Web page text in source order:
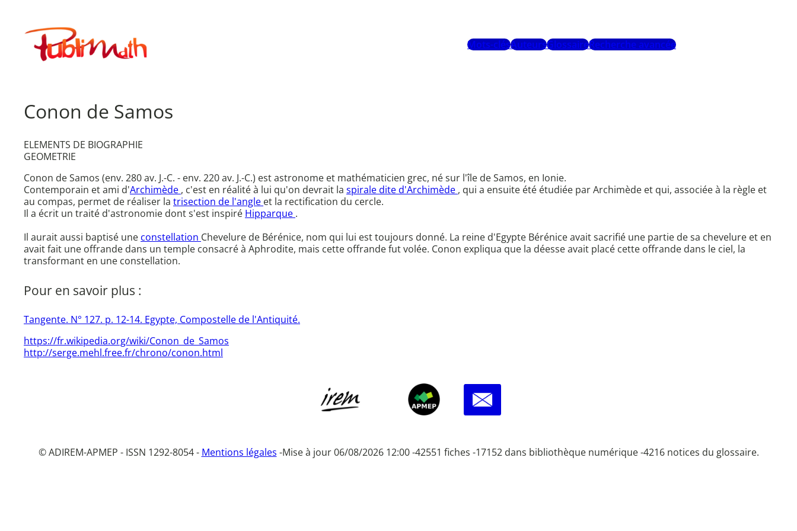
contenuPublimath
Mots-clésAuteursGlossaireRecherche avancée
Conon de Samos
ELEMENTS DE BIOGRAPHIE
GEOMETRIE
Conon de Samos (env. 280 av. J.-C. - env. 220 av. J.-C.) est astronome et mathématicien grec, né sur l'île de Samos, en Ionie.
Contemporain et ami d'Archimède , c'est en réalité à lui qu'on devrait la spirale dite d'Archimède , qui a ensuite été étudiée par Archimède et qui, associée à la règle et
au compas, permet de réaliser la trisection de l'angle et la rectification du cercle.
Il a écrit un traité d'astronomie dont s'est inspiré Hipparque .
Il aurait aussi baptisé une constellation Chevelure de Bérénice, nom qui lui est toujours donné. La reine d'Egypte Bérénice avait sacrifié une partie de sa chevelure et en
avait fait une offrande dans un temple consacré à Aphrodite, mais cette offrande fut volée. Conon expliqua que la déesse avait placé cette offrande dans le ciel, la
transformant en une constellation.
Pour en savoir plus :
Tangente. N° 127. p. 12-14. Egypte, Compostelle de l'Antiquité.
https://fr.wikipedia.org/wiki/Conon_de_Samos
http://serge.mehl.free.fr/chrono/conon.html
© ADIREM-APMEP - ISSN 1292-8054 - Mentions légales -Mise à jour 06/08/2026 12:00 -42551 fiches -17152 dans bibliothèque numérique -4216 notices du glossaire.